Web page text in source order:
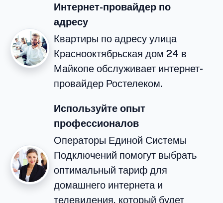
Интернет-провайдер по
адресу
Квартиры по адресу улица
Краснооктябрьская дом 24 в
Майкопе обслуживает интернет-
провайдер Ростелеком.
Используйте опыт
профессионалов
Операторы Единой Системы
Подключений помогут выбрать
оптимальный тариф для
домашнего интернета и
телевидения, который будет